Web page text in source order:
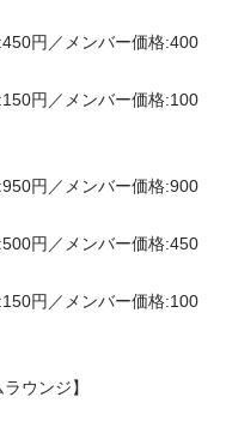
円／メンバー価格:400
円／メンバー価格:100
円／メンバー価格:900
円／メンバー価格:450
円／メンバー価格:100
ウンジ】